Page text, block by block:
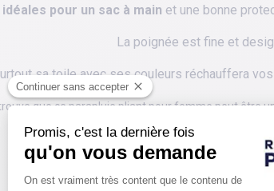
idéales pour un sac à main et une bonne
La poignée est fine et
sa toile avec ses couleurs réchauffera
que ce parapluie pliant pour femme peut être